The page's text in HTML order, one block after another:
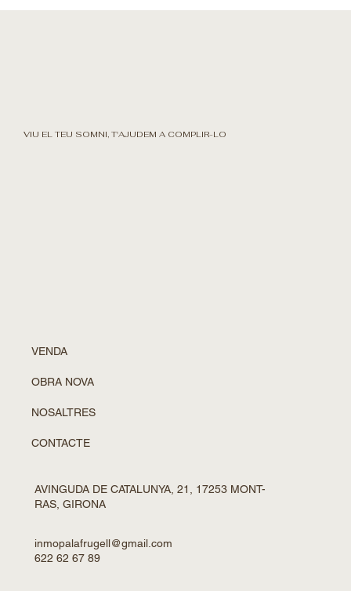
VIU EL TEU SOMNI, T'AJUDEM A COMPLIR-LO
VENDA
OBRA NOVA
NOSALTRES
CONTACTE
AVINGUDA DE CATALUNYA, 21, 17253 MONT-
RAS, GIRONA
inmopalafrugell@gmail.com
622 62 67 89